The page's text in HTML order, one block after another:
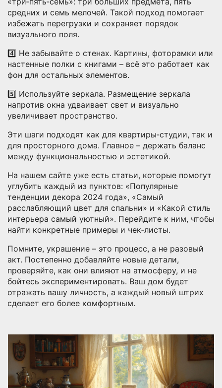
средних и семь мелочей. Такой подход помогает
избежать перегрузки и сохраняет порядок
визуального поля.
4️⃣ Не забывайте о стенах. Картины, фоторамки или
настенные полки с книгами – всё это работает как
фон для остальных элементов.
5️⃣ Используйте зеркала. Размещение зеркала
напротив окна удваивает свет и визуально
увеличивает пространство.
Эти шаги подходят как для квартиры‑студии, так и
для просторного дома. Главное – держать баланс
между функциональностью и эстетикой.
На нашем сайте уже есть статьи, которые помогут
углубить каждый из пунктов: «Популярные
тенденции декора 2024 года», «Самый
расслабляющий цвет для спальни» и «Какой стиль
интерьера самый уютный». Перейдите к ним, чтобы
найти конкретные примеры и чек‑листы.
Помните, украшение – это процесс, а не разовый
акт. Постепенно добавляйте новые детали,
проверяйте, как они влияют на атмосферу, и не
бойтесь экспериментировать. Ваш дом будет
отражать вашу личность, а каждый новый штрих
сделает его более комфортным.